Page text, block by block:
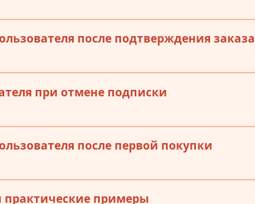
после подтверждения заказа
при отмене подписки
после первой покупки
практические примеры